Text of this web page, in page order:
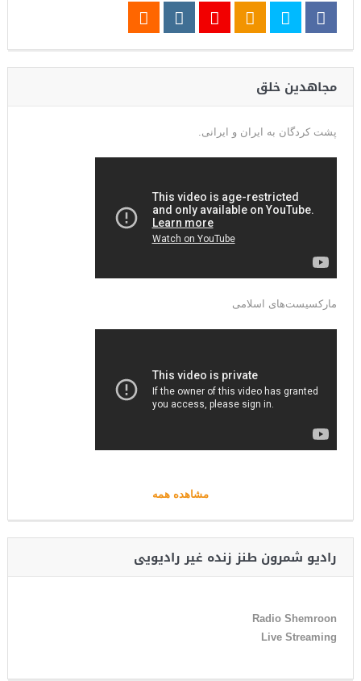
مجاهدین خلق
پشت کردگان به ایران و ایرانی.
مارکسیست‌های اسلامی
مشاهده همه
رادیو شمرون طنز زنده غیر رادیویی
Radio Shemroon
Live Streaming